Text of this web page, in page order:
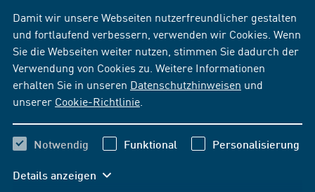
Damit wir unsere Webseiten nutzerfreundlicher gestalten
und fortlaufend verbessern, verwenden wir Cookies. Wenn
Sie die Webseiten weiter nutzen, stimmen Sie dadurch der
Verwendung von Cookies zu. Weitere Informationen
erhalten Sie in unseren Datenschutzhinweisen und
unserer Cookie-Richtlinie
Notwendig Funktional Personalisierung
Details anzeigen